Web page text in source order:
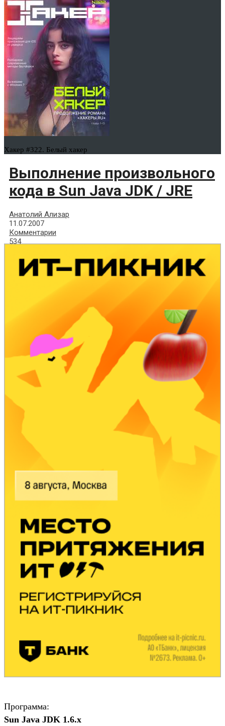
Хакер #322. Белый хакер
Выполнение произвольного
кода в Sun Java JDK / JRE
Анатолий Ализар
11.07.2007
Комментарии
534
Программа:
Sun Java JDK 1.6.x